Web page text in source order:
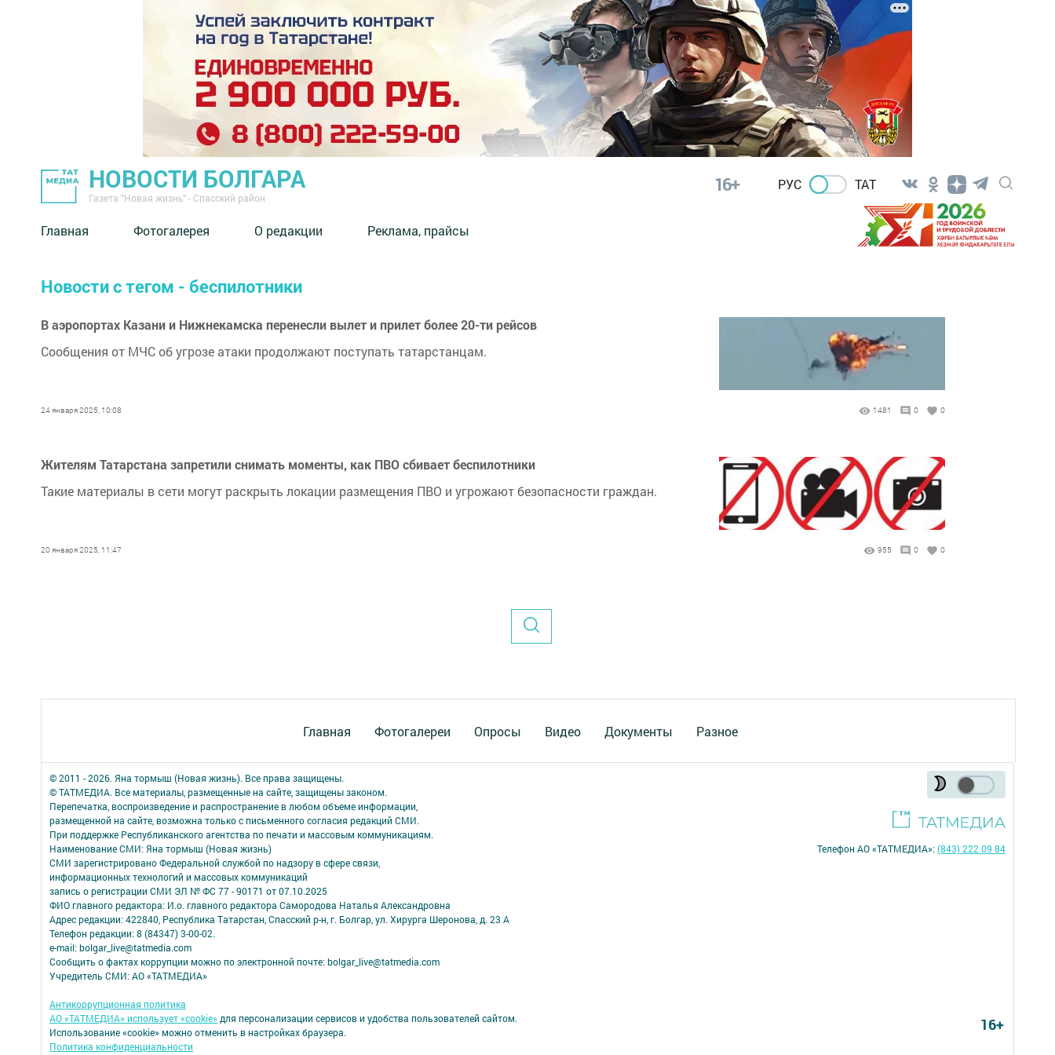
НОВОСТИ БОЛГАРА
Газета "Новая жизнь" - Спасский район
16+ РУС ТАТ
Главная Фотогалерея О редакции Реклама, прайсы
Новости с тегом - беспилотники
В аэропортах Казани и Нижнекамска перенесли вылет и прилет более 20-ти рейсов
Сообщения от МЧС об угрозе атаки продолжают поступать татарстанцам.
24 января 2025, 10:08 1481 0 0
Жителям Татарстана запретили снимать моменты, как ПВО сбивает беспилотники
Такие материалы в сети могут раскрыть локации размещения ПВО и угрожают безопасности граждан.
20 января 2025, 11:47 955 0 0
Главная Фотогалереи Опросы Видео Документы Разное
© 2011 - 2026. Яна тормыш (Новая жизнь). Все права защищены.
© ТАТМЕДИА. Все материалы, размещенные на сайте, защищены законом.
Перепечатка, воспроизведение и распространение в любом объеме информации,
размещенной на сайте, возможна только с письменного согласия редакций СМИ.
При поддержке Республиканского агентства по печати и массовым коммуникациям.
Наименование СМИ: Яна тормыш (Новая жизнь)
СМИ зарегистрировано Федеральной службой по надзору в сфере связи,
информационных технологий и массовых коммуникаций
запись о регистрации СМИ ЭЛ № ФС 77 - 90171 от 07.10.2025
ФИО главного редактора: И.о. главного редактора Самородова Наталья Александровна
Адрес редакции: 422840, Республика Татарстан, Спасский р-н, г. Болгар, ул. Хирурга Шеронова, д. 23 А
Телефон редакции: 8 (84347) 3-00-02.
e-mail: bolgar_live@tatmedia.com
Сообщить о фактах коррупции можно по электронной почте: bolgar_live@tatmedia.com
Учредитель СМИ: АО «ТАТМЕДИА»
Антикоррупционная политика
АО «ТАТМЕДИА» использует «cookie» для персонализации сервисов и удобства пользователей сайтом.
Использование «cookie» можно отменить в настройках браузера.
Политика конфиденциальности
Телефон АО «ТАТМЕДИА»:(843) 222 09 84
16+